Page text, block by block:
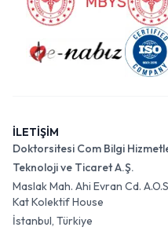
İLETİŞİM
Doktorsitesi Com Bilgi
Teknoloji ve Ticaret A.Ş.
Maslak Mah. Ahi Evran Cd.
Kat Kolektif House
İstanbul, Türkiye